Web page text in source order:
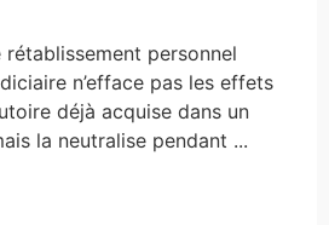
personnel
n’efface pas les effets
déjà acquise dans un
la neutralise pendant ...